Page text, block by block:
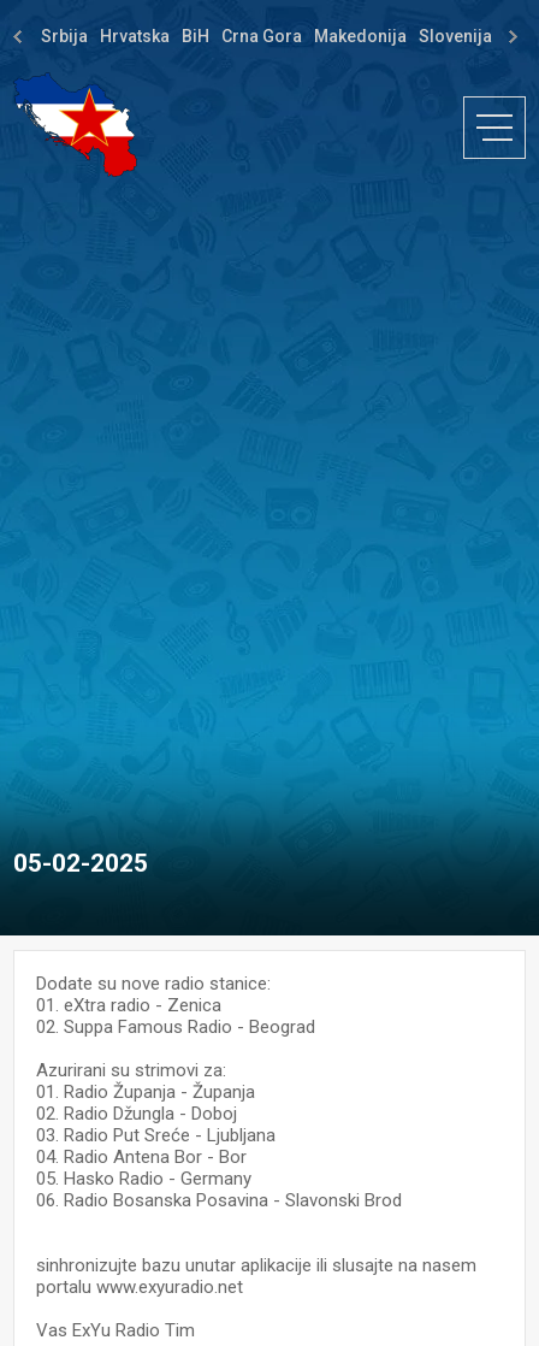
Srbija Hrvatska BiH Crna Gora Makedonija Slovenija
05-02-2025
Dodate su nove radio stanice:
01. eXtra radio - Zenica
02. Suppa Famous Radio - Beograd
Azurirani su strimovi za:
01. Radio Županja - Županja
02. Radio Džungla - Doboj
03. Radio Put Sreće - Ljubljana
04. Radio Antena Bor - Bor
05. Hasko Radio - Germany
06. Radio Bosanska Posavina - Slavonski Brod
sinhronizujte bazu unutar aplikacije ili slusajte na nasem
portalu www.exyuradio.net
Vas ExYu Radio Tim